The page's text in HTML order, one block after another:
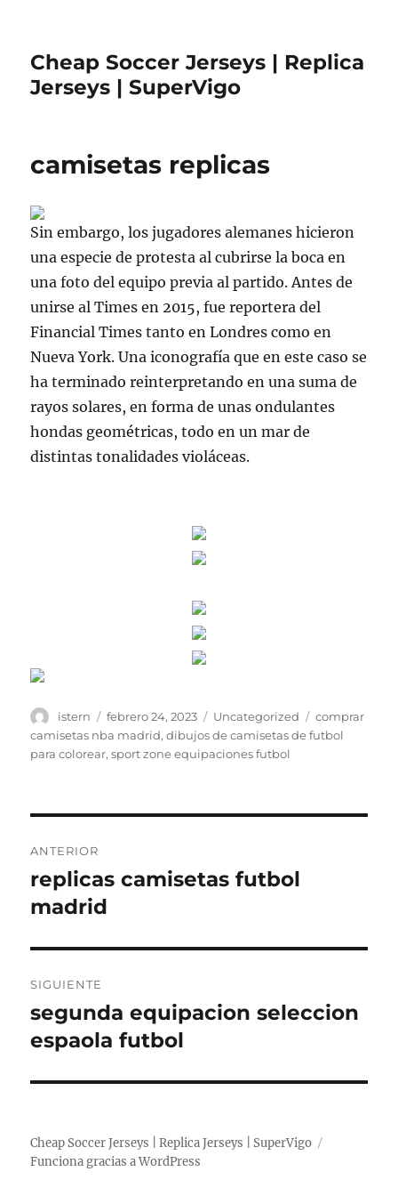
Cheap Soccer Jerseys | Replica
Jerseys | SuperVigo
camisetas replicas
Sin embargo, los jugadores alemanes hicieron
una especie de protesta al cubrirse la boca en
una foto del equipo previa al partido. Antes de
unirse al Times en 2015, fue reportera del
Financial Times tanto en Londres como en
Nueva York. Una iconografía que en este caso se
ha terminado reinterpretando en una suma de
rayos solares, en forma de unas ondulantes
hondas geométricas, todo en un mar de
distintas tonalidades violáceas.
Autor
istern
Publicado
el
febrero 24, 2023 Categorías
Uncategorized Etiquetas
comprar
camisetas nba madrid,dibujos de camisetas de futbol
para colorear,sport zone equipaciones futbol
de
entradas
ANTERIOR
Entrada
anterior:
replicas camisetas futbol
madrid
SIGUIENTE
Entrada
siguiente:
segunda equipacion seleccion
espaola futbol
Cheap Soccer Jerseys | Replica Jerseys | SuperVigo
Funciona gracias a WordPress